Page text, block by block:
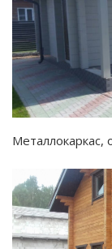
Металлокаркас,